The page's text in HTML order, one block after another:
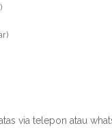
via telepon atau